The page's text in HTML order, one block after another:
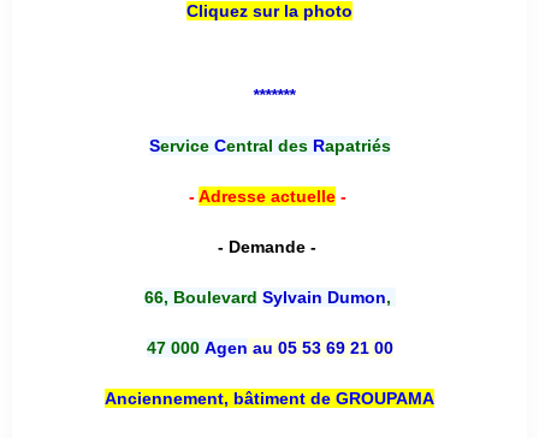
Cliquez sur la photo
*******
Service Central desRapatriés
-Adresse actuelle-
- Demande -
66, Boulevard Sylvain Dumon,
47 000 Agen au 05 53 69 21 00
Anciennement, bâtiment de GROUPAMA